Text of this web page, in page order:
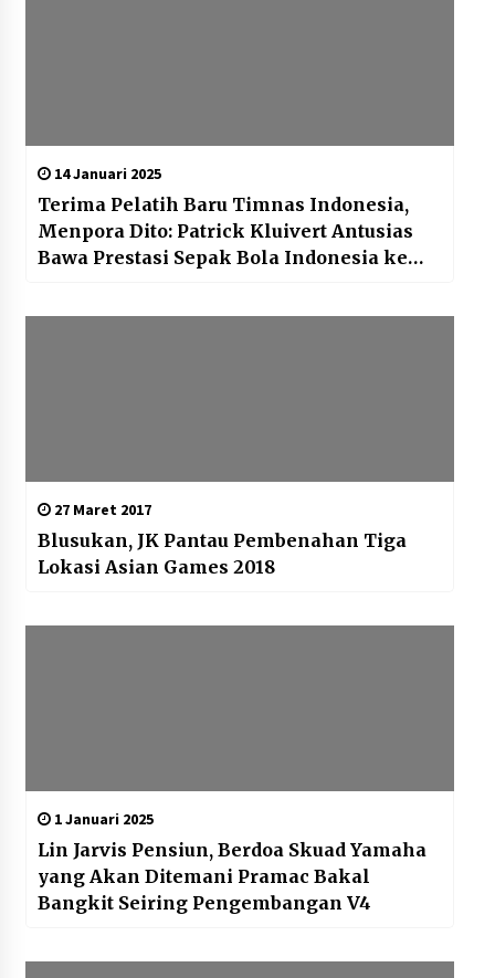
14 Januari 2025
Terima Pelatih Baru Timnas Indonesia,
Menpora Dito: Patrick Kluivert Antusias
Bawa Prestasi Sepak Bola Indonesia ke
27 Maret 2017
Blusukan, JK Pantau Pembenahan Tiga
Lokasi Asian Games 2018
1 Januari 2025
Lin Jarvis Pensiun, Berdoa Skuad Yamaha
yang Akan Ditemani Pramac Bakal
Bangkit Seiring Pengembangan V4